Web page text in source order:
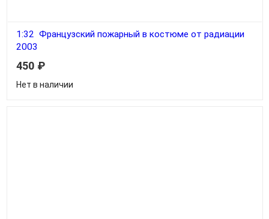
1:32 Французский пожарный в костюме от радиации
2003
450 ₽
Нет в наличии